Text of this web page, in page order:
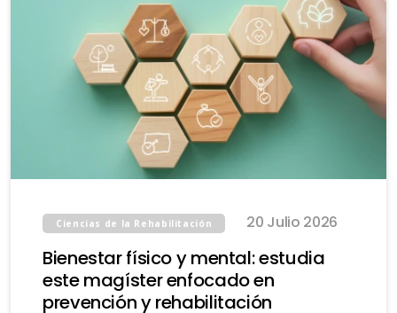
Ciencias de la Rehabilitación 20 Julio 2026
Bienestar físico y mental: estudia
este magíster enfocado en
prevención y rehabilitación